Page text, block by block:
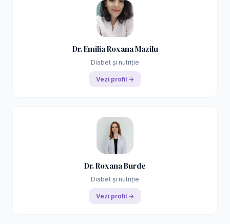
Dr. Emilia Roxana Mazilu
Diabet și nutriție
Vezi profil →
Dr. Roxana Burde
Diabet și nutriție
Vezi profil →